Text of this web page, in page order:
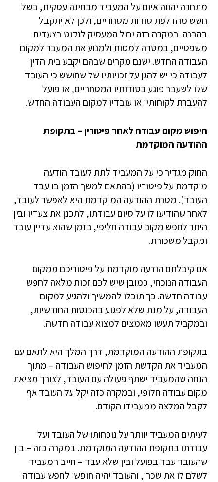
מתחרה יהווה איום על המעביד מבחינה עסקית, בשל
חשש מהדלפת סודות מסחריים, ולכן לא יתקבל
בהבנה. במקרה כזה יכול המעסיק לנקוט בצעדים
משפטיים, במטרה למסות ולמנוע את המעבר למקום
העבודה החדש. ישנם מקרים שבהם יקבע בית הדין
לעבודה כי יש להגן על זכויותיו של שחושש כי העובד
שלו לשעבר פוגע בסודותיו המסחריים, או פועל
להעברת לקוחותיו או עובדיו למקום העבודה החדש.
חיפוש מקום עבודה לאחר פיטורין – בתקופת
ההודעה המוקדמת
החוק מגדיר כי על המעביד לתת לעובד הודעה
מוקדמת על פיטוריו (בהתאם למשך הזמן בו עבד
העובד). מטרת ההודעה המוקדמת היא לאפשר לעובד,
לאחר שהודיעו לו על סיום עבודתו, לתכנן את צעדיו ובין
היתר לחפש מקום עבודה חליפי, בזמן שהוא עדיין עובד
ומקבל משכורת.
אם קיבלתם הודעה מוקדמת על פיטוריכם ממקום
העבודה הנוכחי, כמובן שיש לכם זכות מלאה לחפש
עבודה חדשה. כך תוכלו להמשיך ולהגיע למקום
העבודה, על מנת שלא לפגוע בהכנסות החודשיות,
ובמקביל תעשו מאמצים למצוא עבודה חדשה.
בתקופת ההודעה המוקדמת, דרך המלך היא לתאם עם
המעביד את הקדשת הזמן לחיפוש העבודה – מתוך
הנחה שהמעביד ישתף פעולה עם העובד, לצורך מציאת
מקום עבודה חלופי, ובמקרה כזה יקל על העובד אף
לקבל המלצה ממעבידו הקודם.
לעיתים המעביד יוותר על נוכחותו של העובד ועל
עבודתו בתקופת ההודעה המוקדמת. במקרה כזה – בין
שהעובד עבד בפועל ובין שלא עבד – חייב המעביד
לשלם לו את שכרו, והעובד יהיה חופשי לחפש עבודה